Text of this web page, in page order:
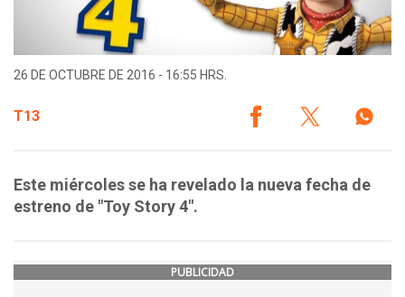
26 DE OCTUBRE DE 2016 - 16:55 HRS.
T13
Este miércoles se ha revelado la nueva fecha de
estreno de "Toy Story 4".
PUBLICIDAD